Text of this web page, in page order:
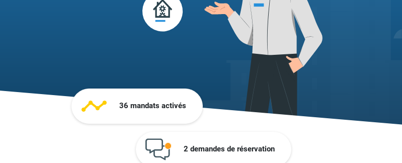
36 mandats activés
2 demandes de réservation